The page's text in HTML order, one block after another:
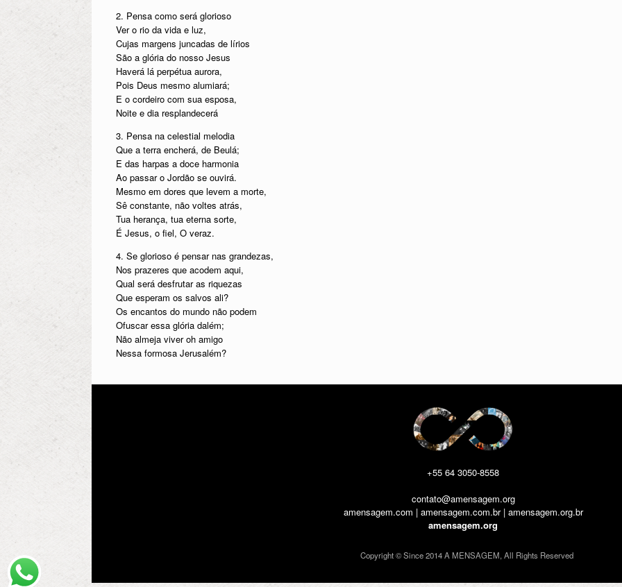
2. Pensa como será glorioso
Ver o rio da vida e luz,
Cujas margens juncadas de lírios
São a glória do nosso Jesus
Haverá lá perpétua aurora,
Pois Deus mesmo alumiará;
E o cordeiro com sua esposa,
Noite e dia resplandecerá
3. Pensa na celestial melodia
Que a terra encherá, de Beulá;
E das harpas a doce harmonia
Ao passar o Jordão se ouvirá.
Mesmo em dores que levem a morte,
Sê constante, não voltes atrás,
Tua herança, tua eterna sorte,
É Jesus, o fiel, O veraz.
4. Se glorioso é pensar nas grandezas,
Nos prazeres que acodem aqui,
Qual será desfrutar as riquezas
Que esperam os salvos ali?
Os encantos do mundo não podem
Ofuscar essa glória dalém;
Não almeja viver oh amigo
Nessa formosa Jerusalém?
+55 64 3050-8558
contato@amensagem.org
amensagem.com | amensagem.com.br | amensagem.org.br
amensagem.org
Copyright © Since 2014 A MENSAGEM, All Rights Reserved